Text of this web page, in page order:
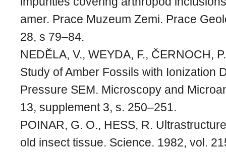
amer. Prace Muzeum Zemi. Prace
28, s 79–84.
NEDĚLA, V., WEYDA, F., ČERNOCH,
Study of Amber Fossils with Ionization
Pressure SEM. Microscopy and
13, supplement 3, s. 250–251.
POINAR, G. O., HESS, R.
old insect tissue. Science. 1982, vol.